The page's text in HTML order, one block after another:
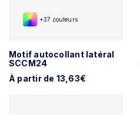
+37 couleurs
Motif autocollant latéral
SCCM24
À partir de 13,63€